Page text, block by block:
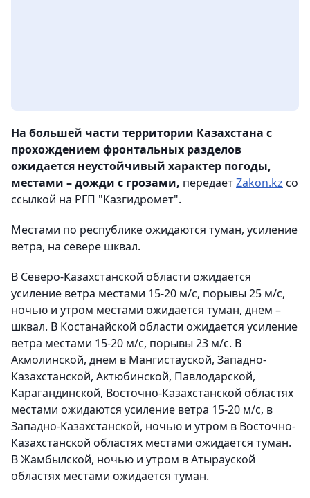
На большей части территории Казахстана с
прохождением фронтальных разделов
ожидается неустойчивый характер погоды,
местами – дожди с грозами, передаетZakon.kz со
ссылкой на РГП "Казгидромет".
Местами по республике ожидаются туман, усиление
ветра, на севере шквал.
В Северо-Казахстанской области ожидается
усиление ветра местами 15-20 м/с, порывы 25 м/с,
ночью и утром местами ожидается туман, днем –
шквал. В Костанайской области ожидается усиление
ветра местами 15-20 м/с, порывы 23 м/с. В
Акмолинской, днем в Мангистауской, Западно-
Казахстанской, Актюбинской, Павлодарской,
Карагандинской, Восточно-Казахстанской областях
местами ожидаются усиление ветра 15-20 м/с, в
Западно-Казахстанской, ночью и утром в Восточно-
Казахстанской областях местами ожидается туман.
В Жамбылской, ночью и утром в Атырауской
областях местами ожидается туман.